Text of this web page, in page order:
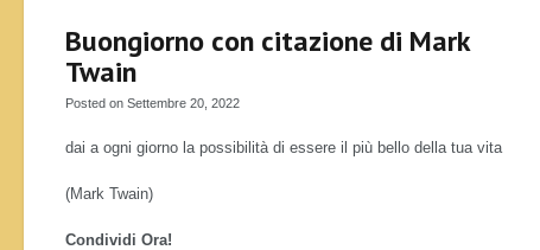
Buongiorno con citazione di Mark
Twain
Posted on Settembre 20, 2022
dai a ogni giorno la possibilità di essere il più bello della tua vita
(Mark Twain)
Condividi Ora!